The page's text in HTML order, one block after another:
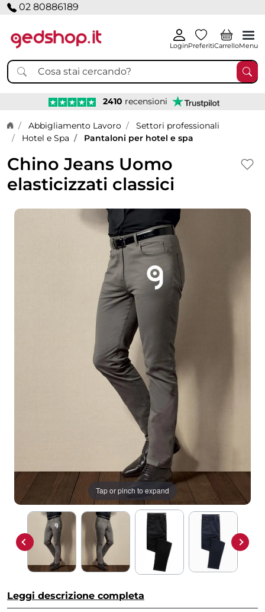
02 80886189
LoginPreferitiCarrelloMenu
2410 recensioni
Home page
Abbigliamento Lavoro
Settori professionali
Hotel e Spa
Pantaloni per hotel e spa
Chino Jeans Uomo
elasticizzati classici
Tap or pinch to expand
Leggi descrizione completa